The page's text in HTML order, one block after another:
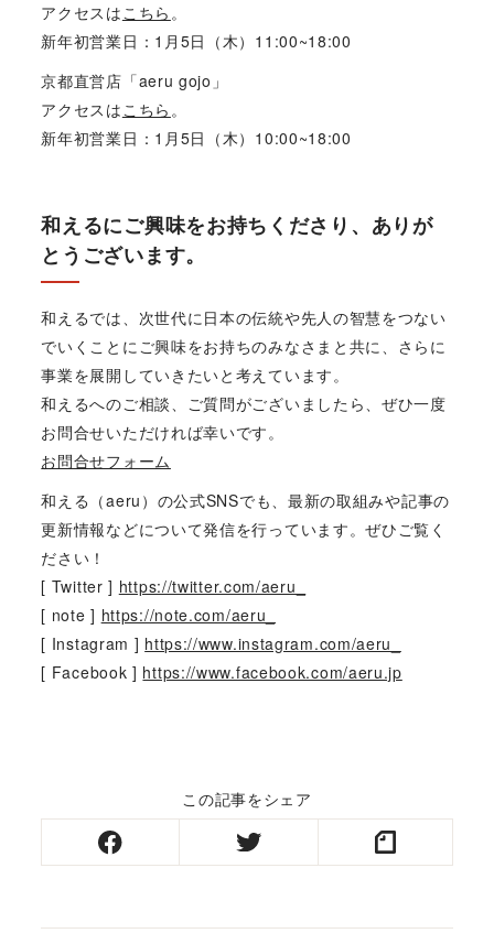
アクセスはこちら 。
新年初営業日：1月5日（木）11:00~18:00
京都直営店「aeru gojo」
アクセスはこちら 。
新年初営業日：1月5日（木）10:00~18:00
和えるにご興味をお持ちくださり、ありが
とうございます。
和えるでは、次世代に日本の伝統や先人の智慧をつない
でいくことにご興味をお持ちのみなさまと共に、さらに
事業を展開していきたいと考えています。
和えるへのご相談、ご質問がございましたら、ぜひ一度
お問合せいただければ幸いです。
お問合せフォーム
和える（aeru）の公式SNSでも、最新の取組みや記事の
更新情報などについて発信を行っています。ぜひご覧く
ださい！
[ Twitter ] https://twitter.com/aeru_
[ note ] https://note.com/aeru_
[ Instagram ] https://www.instagram.com/aeru_
[ Facebook ] https://www.facebook.com/aeru.jp
この記事をシェア